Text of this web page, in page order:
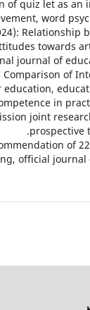
of quiz let as
word
Relationship
towards
journal of
Comparison of
in
joint
prospective
of
official journal